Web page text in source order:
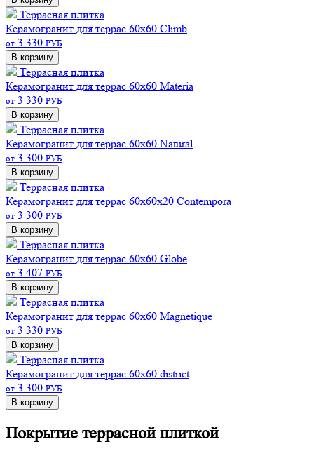
Террасная плитка
Керамогранит для террас 60х60 Climb
от 3 330 РУБ
В корзину
Террасная плитка
Керамогранит для террас 60х60 Materia
от 3 330 РУБ
В корзину
Террасная плитка
Керамогранит для террас 60х60 Natural
от 3 300 РУБ
В корзину
Террасная плитка
Керамогранит для террас 60х60х20 Contempora
от 3 300 РУБ
В корзину
Террасная плитка
Керамогранит для террас 60х60 Globe
от 3 407 РУБ
В корзину
Террасная плитка
Керамогранит для террас 60х60 Magnetique
от 3 330 РУБ
В корзину
Террасная плитка
Керамогранит для террас 60х60 district
от 3 300 РУБ
В корзину
Покрытие террасной плиткой